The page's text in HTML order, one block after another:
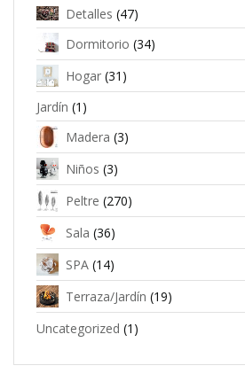
Detalles (47)
Dormitorio (34)
Hogar (31)
Jardín (1)
Madera (3)
Niños (3)
Peltre (270)
Sala (36)
SPA (14)
Terraza/Jardín (19)
Uncategorized (1)